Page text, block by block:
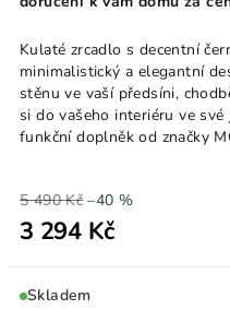
Kulaté zrcadlo s decentní
minimalistický a elegantní
stěnu ve vaší předsíni,
si do vašeho interiéru ve
funkční doplněk od značky
5 490 Kč –40 %
3 294 Kč
Skladem